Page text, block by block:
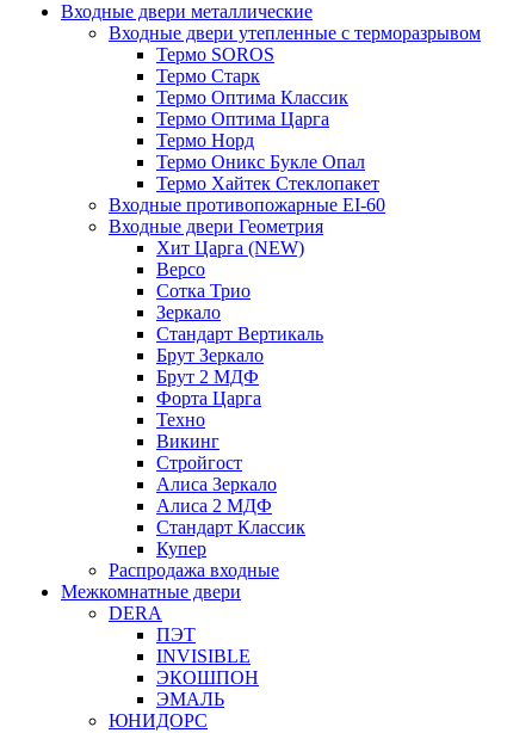
Входные двери металлические
Входные двери утепленные с терморазрывом
Термо SOROS
Термо Старк
Термо Оптима Классик
Термо Оптима Царга
Термо Норд
Термо Оникс Букле Опал
Термо Хайтек Стеклопакет
Входные противопожарные EI-60
Входные двери Геометрия
Хит Царга (NEW)
Версо
Сотка Трио
Зеркало
Стандарт Вертикаль
Брут Зеркало
Брут 2 МДФ
Форта Царга
Техно
Викинг
Стройгост
Алиса Зеркало
Алиса 2 МДФ
Стандарт Классик
Купер
Распродажа входные
Межкомнатные двери
DERA
ПЭТ
INVISIBLE
ЭКОШПОН
ЭМАЛЬ
ЮНИДОРС